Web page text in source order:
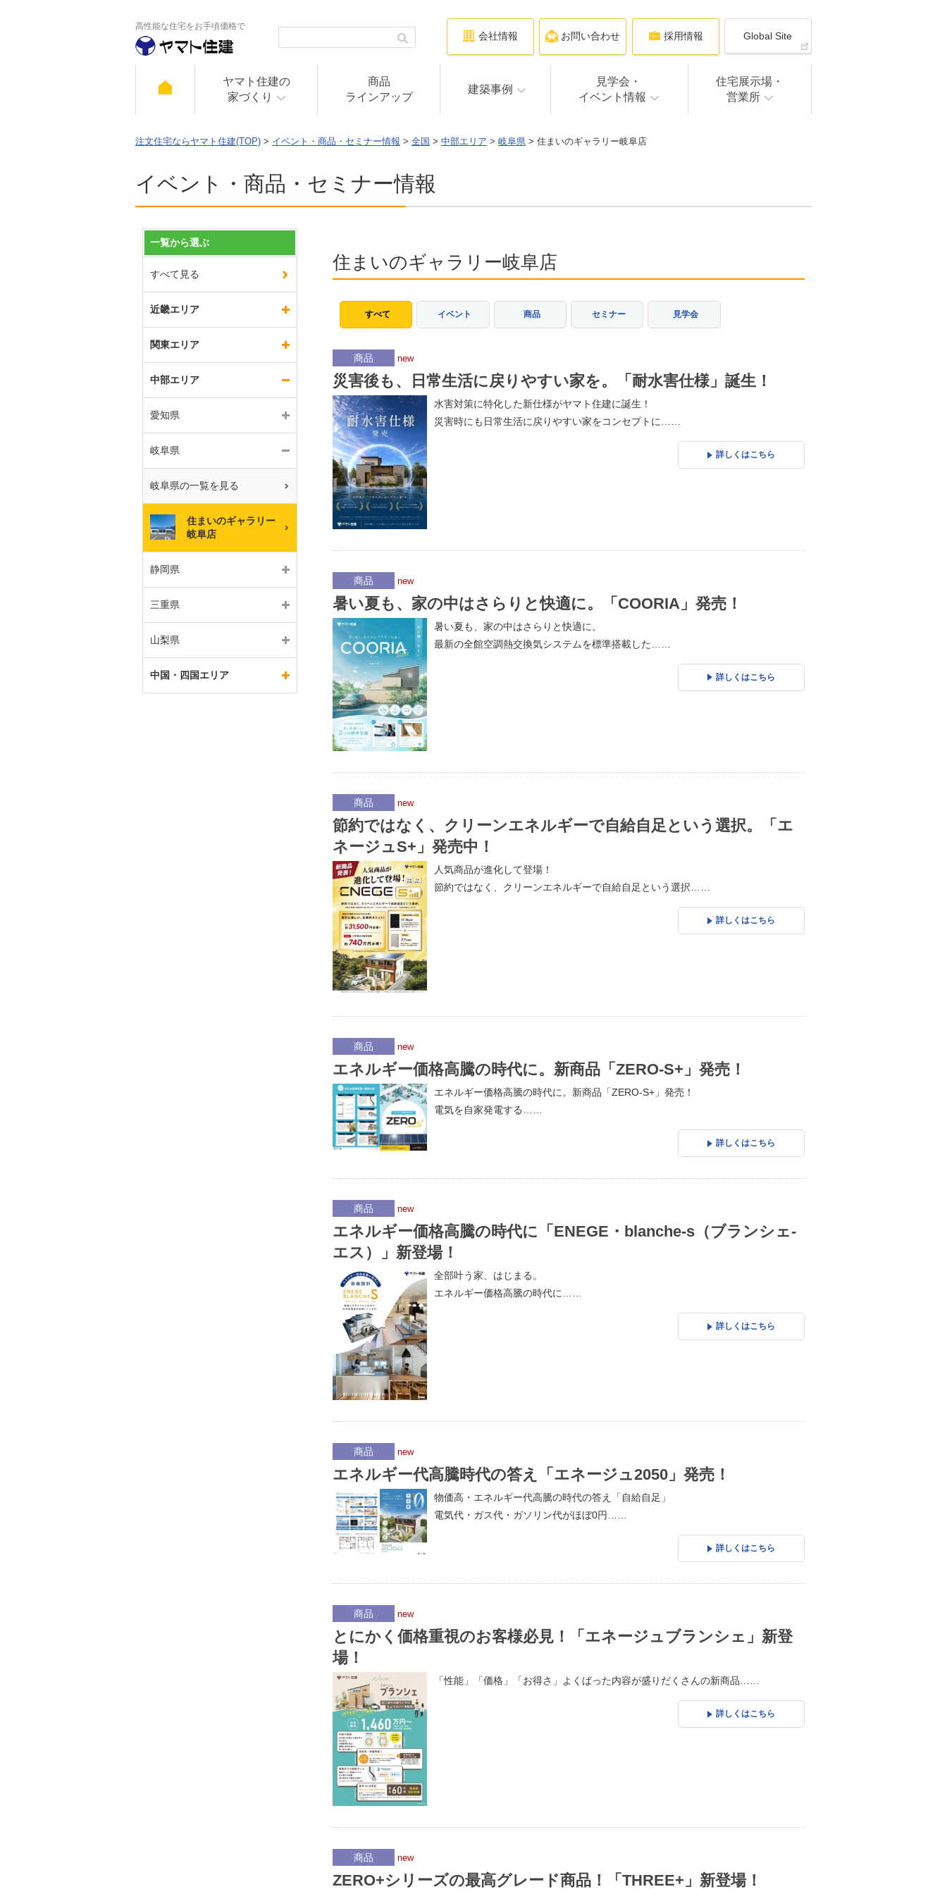
高性能な住宅をお手頃価格で
会社情報 お問い合わせ 採用情報 Global Site
ヤマト住建の
家づくり
商品
ラインアップ
建築事例
見学会・
イベント情報
住宅展示場・
営業所
注文住宅ならヤマト住建(TOP) > イベント・商品・セミナー情報 > 全国 > 中部エリア > 岐阜県 > 住まいのギャラリー岐阜店
イベント・商品・セミナー情報
一覧から選ぶ
すべて見る
近畿エリア
関東エリア
中部エリア
愛知県
岐阜県
岐阜県の一覧を見る
住まいのギャラリー
岐阜店
静岡県
三重県
山梨県
中国・四国エリア
住まいのギャラリー岐阜店
すべて イベント 商品 セミナー 見学会
商品 new
災害後も、日常生活に戻りやすい家を。「耐水害仕様」誕生！
水害対策に特化した新仕様がヤマト住建に誕生！
災害時にも日常生活に戻りやすい家をコンセプトに……
詳しくはこちら
商品 new
暑い夏も、家の中はさらりと快適に。「COORIA」発売！
暑い夏も、家の中はさらりと快適に。
最新の全館空調熱交換気システムを標準搭載した……
詳しくはこちら
商品 new
節約ではなく、クリーンエネルギーで自給自足という選択。「エ
ネージュS+」発売中！
人気商品が進化して登場！
節約ではなく、クリーンエネルギーで自給自足という選択……
詳しくはこちら
商品 new
エネルギー価格高騰の時代に。新商品「ZERO-S+」発売！
エネルギー価格高騰の時代に。新商品「ZERO-S+」発売！
電気を自家発電する……
詳しくはこちら
商品 new
エネルギー価格高騰の時代に「ENEGE・blanche-s（ブランシェ-
エス）」新登場！
全部叶う家、はじまる。
エネルギー価格高騰の時代に……
詳しくはこちら
商品 new
エネルギー代高騰時代の答え「エネージュ2050」発売！
物価高・エネルギー代高騰の時代の答え「自給自足」
電気代・ガス代・ガソリン代がほぼ0円……
詳しくはこちら
商品 new
とにかく価格重視のお客様必見！「エネージュブランシェ」新登
場！
「性能」「価格」「お得さ」よくばった内容が盛りだくさんの新商品……
詳しくはこちら
商品 new
ZERO+シリーズの最高グレード商品！「THREE+」新登場！